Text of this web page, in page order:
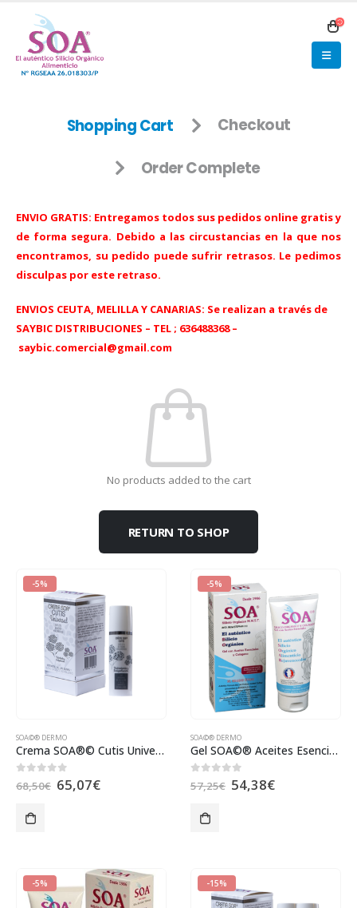
Shopping Cart Checkout
Order Complete
ENVIO GRATIS: Entregamos todos sus pedidos online gratis y
de forma segura. Debido a las circustancias en la que nos
encontramos, su pedido puede sufrir retrasos. Le pedimos
disculpas por este retraso.
ENVIOS CEUTA, MELILLA Y CANARIAS: Se realizan a través de
SAYBIC DISTRIBUCIONES – TEL ; 636488368 –
saybic.comercial@gmail.com
No products added to the cart
RETURN TO SHOP
-5%
SOA©® DERMO
Crema SOA®© Cutis Universal
out of 5
68,50€ 65,07€
-5%
SOA©® DERMO
Gel SOA©® Aceites Esenciales
out of 5
57,25€ 54,38€
-5% -15%